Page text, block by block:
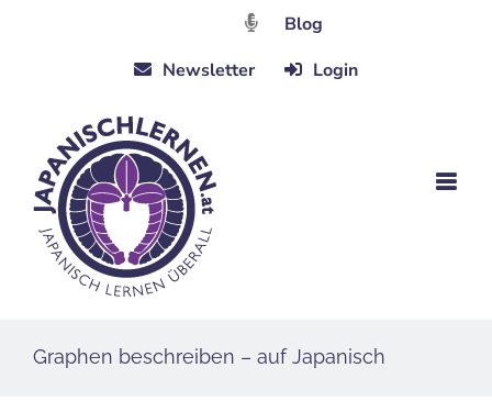
Blog
Newsletter
Login
Graphen beschreiben – auf Japanisch